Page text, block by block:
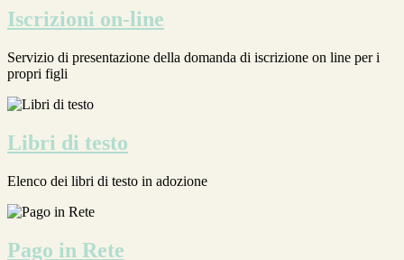
Iscrizioni on-line
Servizio di presentazione della domanda di iscrizione on line per i
propri figli
Libri di testo
Elenco dei libri di testo in adozione
Pago in Rete